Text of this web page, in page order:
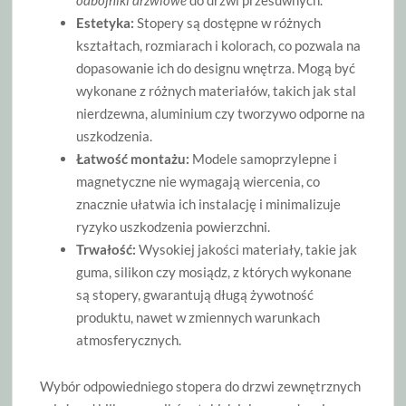
Estetyka: Stopery są dostępne w różnych
kształtach, rozmiarach i kolorach, co pozwala na
dopasowanie ich do designu wnętrza. Mogą być
wykonane z różnych materiałów, takich jak stal
nierdzewna, aluminium czy tworzywo odporne na
uszkodzenia.
Łatwość montażu: Modele samoprzylepne i
magnetyczne nie wymagają wiercenia, co
znacznie ułatwia ich instalację i minimalizuje
ryzyko uszkodzenia powierzchni.
Trwałość: Wysokiej jakości materiały, takie jak
guma, silikon czy mosiądz, z których wykonane
są stopery, gwarantują długą żywotność
produktu, nawet w zmiennych warunkach
atmosferycznych.
Wybór odpowiedniego stopera do drzwi zewnętrznych